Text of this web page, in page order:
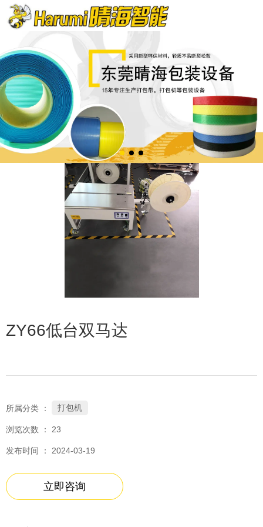
欢迎来到晴海智能包装官网!
服务热线：13826562247 0769-85609890
ZY66低台双马达
所属分类 ： 打包机
浏览次数 ： 23
发布时间 ： 2024-03-19
立即咨询